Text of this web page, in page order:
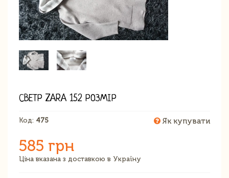
СВЕТР ZARA 152 РОЗМІР
Код: 475 Як купувати
585 грн
Ціна вказана з доставкою в Україну